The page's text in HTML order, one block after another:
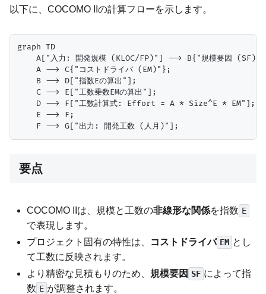
以下に、COCOMO IIの計算フローを示します。
graph TD
A["入力: 開発規模 (KLOC/FP)"] --> B{"規模要因
    A --> C{"コストドライバ (EM)"};
    B --> D["指数Eの算出"];
    C --> E["工数乗数EMの算出"];
    D --> F["工数計算式: Effort = A * Size^E * EM"];
    E --> F;
要点
COCOMO IIは、規模と工数の非線形な関係を指数 E
で表現します。
プロジェクト固有の特性は、
コストドライバ EM とし
て工数に反映されます。
より精密な見積もりのため、規模要因 SF によって指
数 E が調整されます。